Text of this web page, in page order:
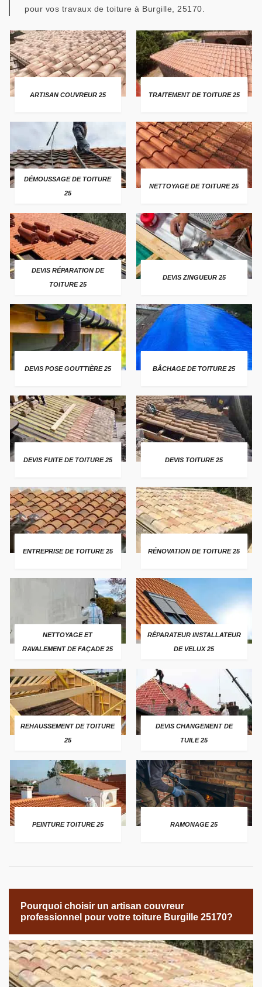
pour vos travaux de toiture à Burgille, 25170.
ARTISAN COUVREUR 25 TRAITEMENT DE TOITURE 25
DÉMOUSSAGE DE TOITURE
25
NETTOYAGE DE TOITURE 25
DEVIS RÉPARATION DE
TOITURE 25
DEVIS ZINGUEUR 25
DEVIS POSE GOUTTIÈRE 25 BÂCHAGE DE TOITURE 25
DEVIS FUITE DE TOITURE 25 DEVIS TOITURE 25
ENTREPRISE DE TOITURE 25 RÉNOVATION DE TOITURE 25
NETTOYAGE ET
RAVALEMENT DE FAÇADE 25
RÉPARATEUR INSTALLATEUR
DE VELUX 25
REHAUSSEMENT DE TOITURE
25
DEVIS CHANGEMENT DE
TUILE 25
PEINTURE TOITURE 25 RAMONAGE 25
Pourquoi choisir un artisan couvreur
professionnel pour votre toiture Burgille 25170?